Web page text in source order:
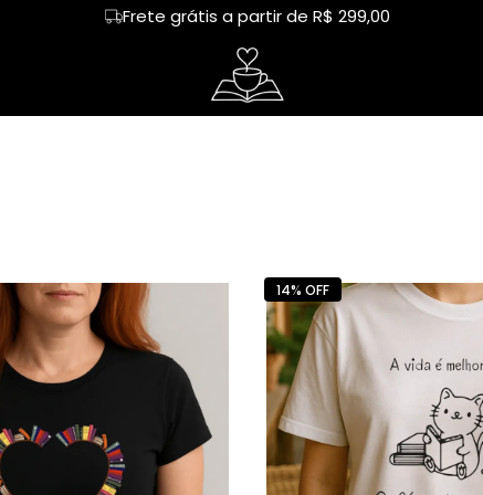
Frete grátis a partir de R$ 299,00
Cerveja Happy hour
Churrasco Chimarrão
Treino amigas
14% OFF